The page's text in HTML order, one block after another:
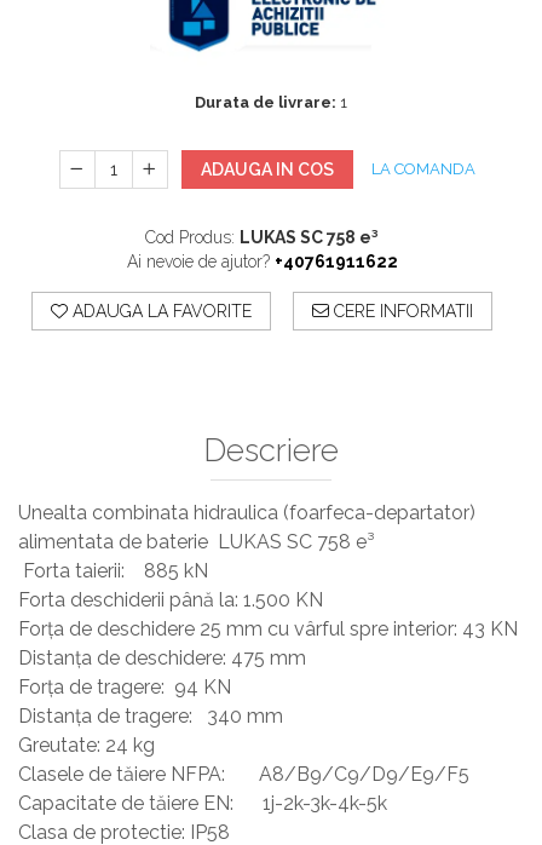
Sisteme De Avertizare
Accesorii stingatoare, paturi si accesorii
Durata de livrare: 1
ADAUGA IN COS LA COMANDA
Cod Produs: LUKAS SC 758 e³
Ai nevoie de ajutor? +40761911622
ADAUGA LA FAVORITE CERE INFORMATII
Descriere
Unealta combinata hidraulica (foarfeca-departator)
alimentata de baterie LUKAS SC 758 e³
Forta taierii: 885 kN
Forta deschiderii până la: 1.500 KN
Forța de deschidere 25 mm cu vârful spre interior: 43 KN
Distanța de deschidere: 475 mm
Forța de tragere: 94 KN
Distanța de tragere: 340 mm
Greutate: 24 kg
Clasele de tăiere NFPA: A8/B9/C9/D9/E9/F5
Capacitate de tăiere EN: 1j-2k-3k-4k-5k
Clasa de protectie: IP58